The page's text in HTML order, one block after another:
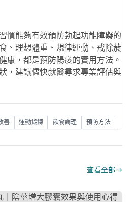
慣能夠有效預防勃起功能障礙的
、理想體重、規律運動、戒除菸
康，都是預防陽痿的實用方法。
，建議儘快就醫尋求專業評估與
善 運動鍛鍊 飲食調理 預防方法
查看全部→